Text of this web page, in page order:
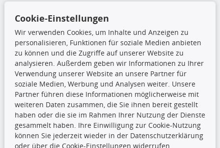
TecDoc Inside
Die hier angezeigten Daten,
insbesondere die gesamte Datenbank,
dürfen nicht kopiert werden. Es ist zu
unterlassen, die Daten oder die gesamte Datenbank ohne
vorherige Zustimmung TecDocs zu vervielfältigen, zu
verbreiten und/oder diese Handlungen durch Dritte ausführen
zu lassen. Ein Zuwiderhandeln stellt eine
Urheberrechtsverletzung dar und wird verfolgt.
Ronny’s Newsletter
Cookie-Einstellungen
Wir verwenden Cookies, um Inhalte und Anzeigen zu
personalisieren, Funktionen für soziale Medien anbieten
zu können und die Zugriffe auf unserer Website zu
analysieren. Außerdem geben wir Informationen zu Ihrer
Verwendung unserer Website an unsere Partner für
soziale Medien, Werbung und Analysen weiter. Unsere
Partner führen diese Informationen möglicherweise mit
weiteren Daten zusammen, die Sie ihnen bereit gestellt
haben oder die sie im Rahmen Ihrer Nutzung der Dienste
gesammelt haben. Ihre Einwilligung zur Cookie-Nutzung
können Sie jederzeit wieder in der Datenschutzerklärung
oder über die Cookie-Einstellungen widerrufen.